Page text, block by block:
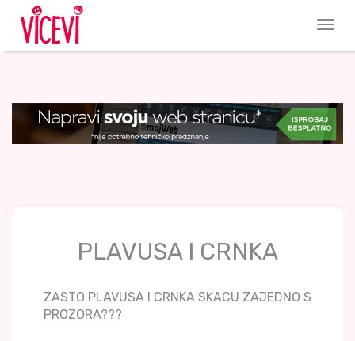
PLAVUSA I CRNKA
ZASTO PLAVUSA I CRNKA SKACU ZAJEDNO S
PROZORA???